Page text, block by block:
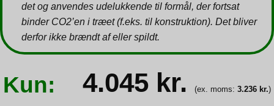
det og anvendes udelukkende til formål, der fortsat
binder CO2’en i træet (f.eks. til konstruktion). Det bliver
derfor ikke brændt af eller spildt.
Kun: 4.045 kr. (ex. moms: 3.236 kr.)